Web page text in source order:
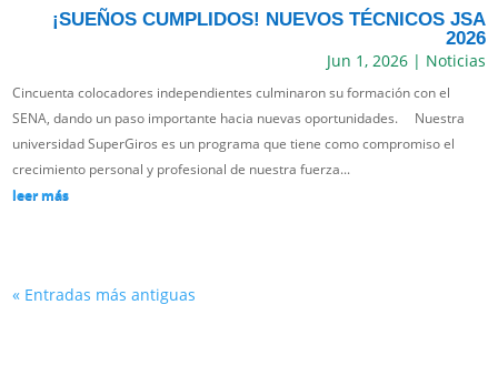
¡SUEÑOS CUMPLIDOS! NUEVOS TÉCNICOS JSA
2026
Jun 1, 2026| Noticias
Cincuenta colocadores independientes culminaron su formación con el
SENA, dando un paso importante hacia nuevas oportunidades. Nuestra
universidad SuperGiros es un programa que tiene como compromiso el
crecimiento personal y profesional de nuestra fuerza...
leer más
« Entradas más antiguas